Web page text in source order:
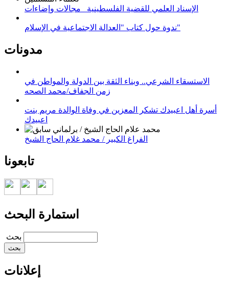
الإسناد العلمي للقضية الفلسطينية_ مجالات وإضاءات
ندوة حول كتاب "العدالة الاجتماعية في الإسلام"
مدونات
الاستسقاء الشرعي.. وبناء الثقة بين الدولة والمواطن في
زمن الجفاف/محمد الصحه
أسرة أهل اعبيدك تشكر المعزين في وفاة الوالدة مريم بنت
اعبيدك
الفراغ الكبير / محمد غلام الحاج الشيخ
تابعونا
استمارة البحث
‏بحث ‏
إعلانات